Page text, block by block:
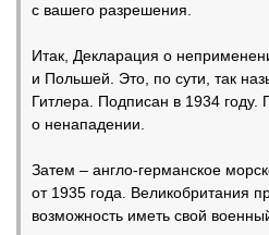
с вашего разрешения.
Итак, Декларация о
и Польшей. Это, по сути, так
Гитлера. Подписан в 1934 году.
о ненападении.
Затем – англо-германское
от 1935 года. Великобритания
возможность иметь свой